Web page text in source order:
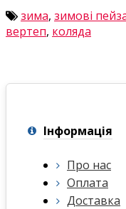
зима, зимові
вертеп, коляда
Інформація
Про нас
Оплата
Доставка